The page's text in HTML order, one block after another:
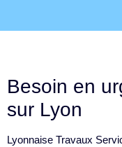
Besoin en
sur Lyon
Lyonnaise Travaux